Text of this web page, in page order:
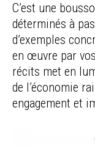
C’est une
déterminés à
d’exemples
en œuvre par
récits met en
de l’économie
engagement et